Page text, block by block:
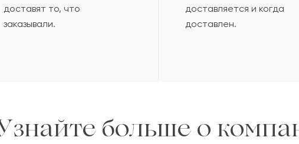
доставят то, что
заказывали.
доставляется и когда
доставлен.
больше о